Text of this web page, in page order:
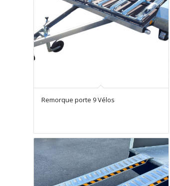
Remorque porte 9 Vélos